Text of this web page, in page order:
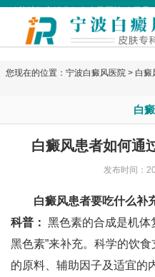
您现在的位置： 宁波白癜风医院 > 白癜
白
白癜风患者如何通
发布时间：
白癜风患者要吃什么补
科普： 黑色素的合成是机体
黑色素”来补充。科学的饮
的原料、辅助因子及适宜的